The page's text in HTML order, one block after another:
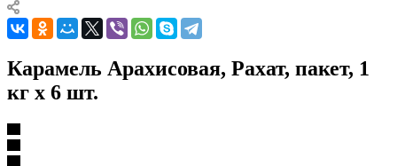
Карамель Арахисовая, Рахат, пакет, 1
кг х 6 шт.